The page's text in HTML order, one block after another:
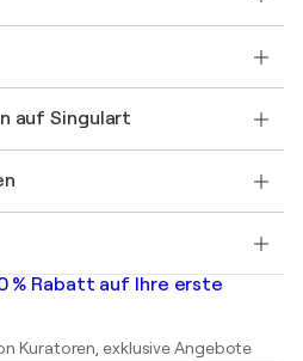
Handelsprogramms
auf Singulart
% Rabatt auf Ihre erste
Kuratoren, exklusive Angebote